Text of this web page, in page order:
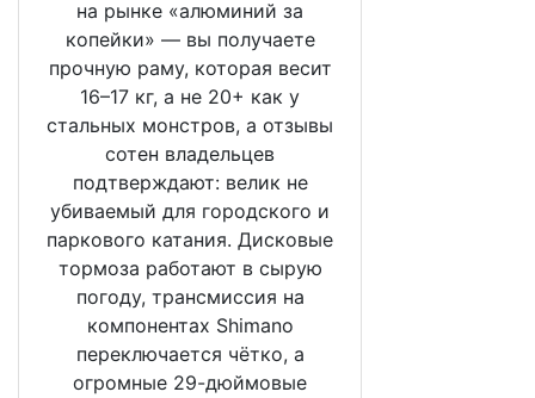
на рынке «алюминий за
копейки» — вы получаете
прочную раму, которая весит
16–17 кг, а не 20+ как у
стальных монстров, а отзывы
сотен владельцев
подтверждают: велик не
убиваемый для городского и
паркового катания. Дисковые
тормоза работают в сырую
погоду, трансмиссия на
компонентах Shimano
переключается чётко, а
огромные 29-дюймовые